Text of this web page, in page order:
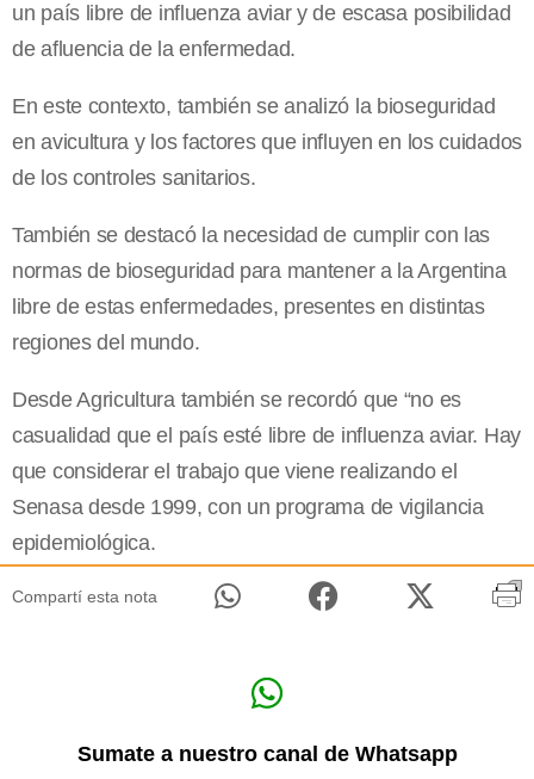
un país libre de influenza aviar y de escasa posibilidad
de afluencia de la enfermedad.
En este contexto, también se analizó la bioseguridad
en avicultura y los factores que influyen en los cuidados
de los controles sanitarios.
También se destacó la necesidad de cumplir con las
normas de bioseguridad para mantener a la Argentina
libre de estas enfermedades, presentes en distintas
regiones del mundo.
Desde Agricultura también se recordó que “no es
casualidad que el país esté libre de influenza aviar. Hay
que considerar el trabajo que viene realizando el
Senasa desde 1999, con un programa de vigilancia
epidemiológica.
Compartí esta nota
Sumate a nuestro canal de Whatsapp